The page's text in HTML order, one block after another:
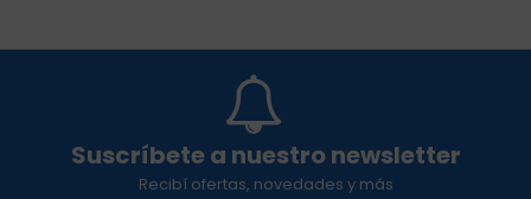
Suscríbete a nuestro newsletter
Recibí ofertas, novedades y más